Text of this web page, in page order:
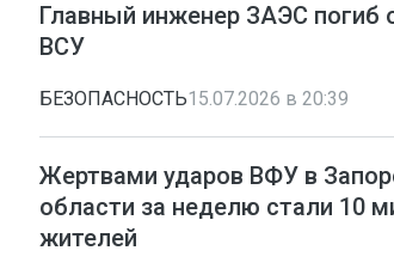
Главный инженер ЗАЭС погиб
ВСУ
БЕЗОПАСНОСТЬ15.07.2026 в 20:39
Жертвами ударов ВФУ в
области за неделю стали 10
жителей